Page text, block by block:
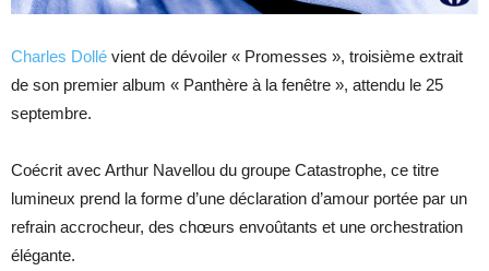
Charles Dollé vient de dévoiler « Promesses », troisième extrait
de son premier album « Panthère à la fenêtre », attendu le 25
septembre.
Coécrit avec Arthur Navellou du groupe Catastrophe, ce titre
lumineux prend la forme d’une déclaration d’amour portée par un
refrain accrocheur, des chœurs envoûtants et une orchestration
élégante.